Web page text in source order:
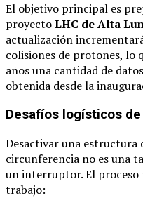
El objetivo principal es
proyectoLHC de Alta
actualización
colisiones de protones, lo
años una cantidad de
obtenida desde la
Desafíos logísticos
Desactivar una estructura
circunferencia no es una
un interruptor. El proceso
trabajo: